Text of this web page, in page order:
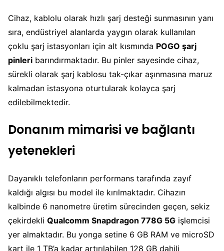
Cihaz, kablolu olarak hızlı şarj desteği sunmasının yanı
sıra, endüstriyel alanlarda yaygın olarak kullanılan
çoklu şarj istasyonları için alt kısmında POGO şarj
pinleri barındırmaktadır. Bu pinler sayesinde cihaz,
sürekli olarak şarj kablosu tak-çıkar aşınmasına maruz
kalmadan istasyona oturtularak kolayca şarj
edilebilmektedir.
Donanım mimarisi ve bağlantı
yetenekleri
Dayanıklı telefonların performans tarafında zayıf
kaldığı algısı bu model ile kırılmaktadır. Cihazın
kalbinde 6 nanometre üretim sürecinden geçen, sekiz
çekirdekli Qualcomm Snapdragon 778G 5G işlemcisi
yer almaktadır. Bu yonga setine 6 GB RAM ve microSD
kart ile 1 TB’a kadar artırılabilen 128 GB dahili